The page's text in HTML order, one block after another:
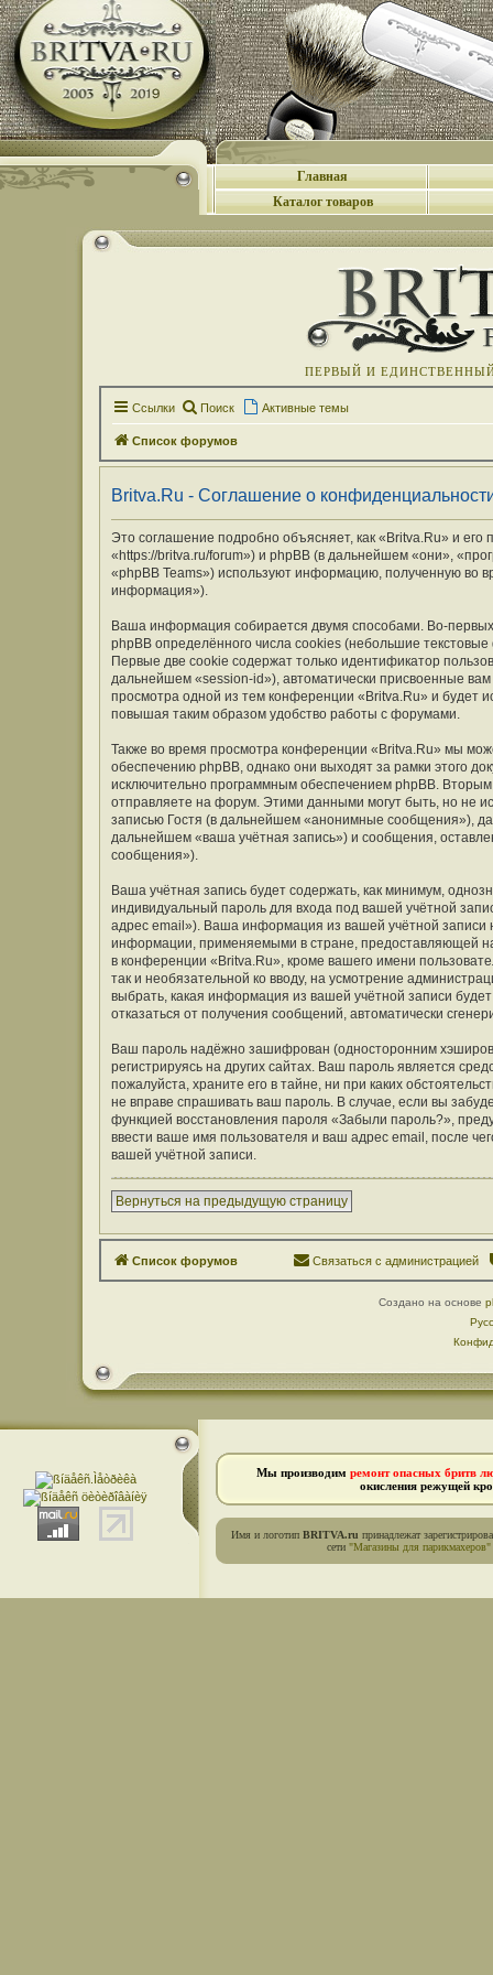
Главная
Каталог товаров
ПЕРВЫЙ И
Ссылки Поиск Активные темы
Список форумов
Britva.Ru - Соглашение о
Это соглашение подробно объясняет, как «Britva.Ru» и
«https://britva.ru/forum») и phpBB (в дальнейшем «они»,
«phpBB Teams») используют информацию, полученную во
информация»).
Ваша информация собирается двумя способами. Во-
phpBB определённого числа cookies (небольшие
Первые две cookie содержат только идентификатор
дальнейшем «session-id»), автоматически присвоенные
просмотра одной из тем конференции «Britva.Ru» и будет
повышая таким образом удобство работы с форумами.
Также во время просмотра конференции «Britva.Ru» мы
обеспечению phpBB, однако они выходят за рамки этого
исключительно программным обеспечением phpBB.
отправляете на форум. Этими данными могут быть, но не
записью Гостя (в дальнейшем «анонимные сообщения»),
дальнейшем «ваша учётная запись») и сообщения,
сообщения»).
Ваша учётная запись будет содержать, как минимум,
индивидуальный пароль для входа под вашей учётной
адрес email»). Ваша информация из вашей учётной
информации, применяемыми в стране, предоставляющей
в конференции «Britva.Ru», кроме вашего имени
так и необязательной ко вводу, на усмотрение
выбрать, какая информация из вашей учётной записи
отказаться от получения сообщений, автоматически
Ваш пароль надёжно зашифрован (односторонним
регистрируясь на других сайтах. Ваш пароль является
пожалуйста, храните его в тайне, ни при каких
не вправе спрашивать ваш пароль. В случае, если вы
функцией восстановления пароля «Забыли пароль?»,
ввести ваше имя пользователя и ваш адрес email, после
вашей учётной записи.
Вернуться на предыдущую страницу
Список форумов Связаться с администрацией
Создано на основе
Мы производим ремонт опасных бритв
окисления режущей
Имя и логотип BRITVA.ru принадлежат
сети "Магазины для парикмахеров"